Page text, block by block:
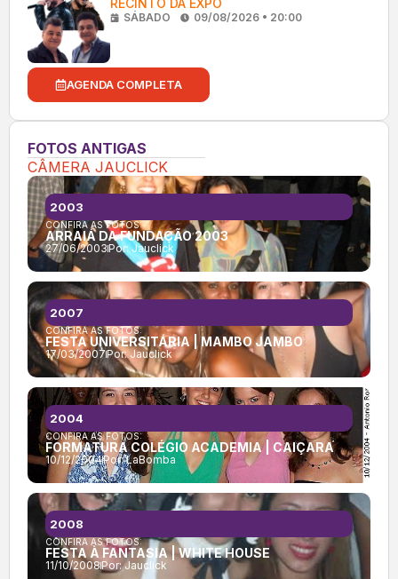
SÁBADO 09/08/2026 • 20:00
AGENDA COMPLETA
FOTOS ANTIGAS
CÂMERA JAUCLICK
CONFIRA AS FOTOS:
ARRAIÁ DA FUNDAÇÃO 2003
27/06/2003Por:Jauclick
2003
CONFIRA AS FOTOS:
FESTA UNIVERSITÁRIA | MAMBO JAMBO
17/03/2007Por:Jauclick
2007
CONFIRA AS FOTOS:
FORMATURA COLÉGIO ACADEMIA | CAIÇARA
10/12/2004Por:LaBomba
2004
CONFIRA AS FOTOS:
FESTA À FANTASIA | WHITE HOUSE
11/10/2008Por:Jauclick
2008